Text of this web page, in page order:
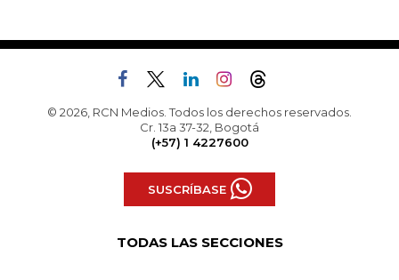
© 2026, RCN Medios. Todos los derechos reservados.
Cr. 13a 37-32, Bogotá
(+57) 1 4227600
SUSCRÍBASE
TODAS LAS SECCIONES